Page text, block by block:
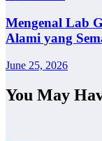
Mengenal Lab
Alami yang
June 25, 2026
You May